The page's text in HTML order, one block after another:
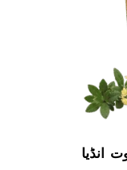
انڈیا